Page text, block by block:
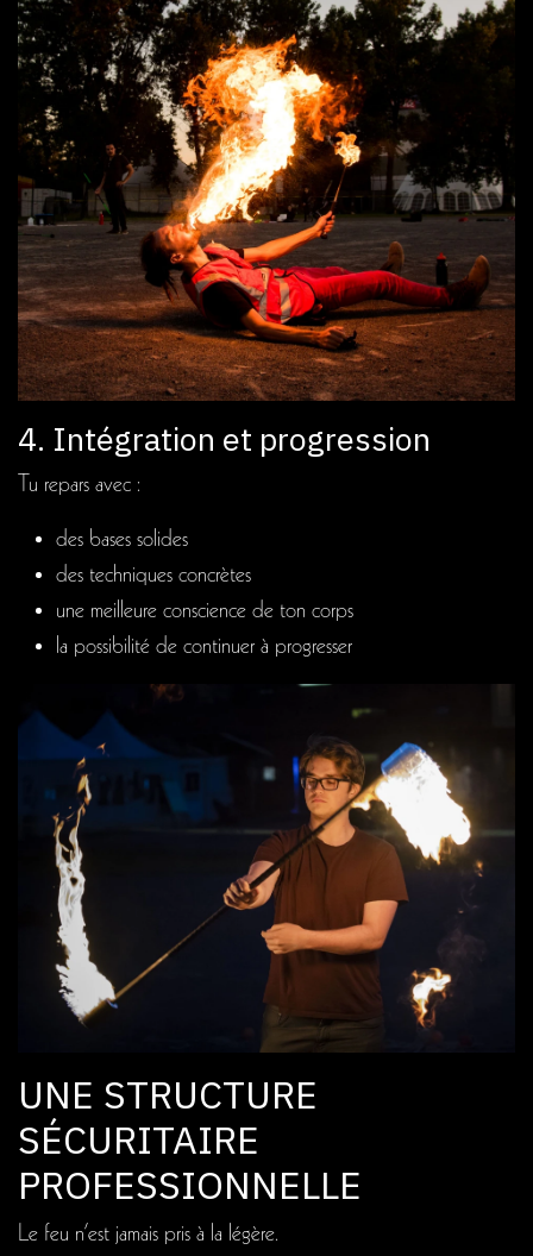
4. Intégration et progression
Tu repars avec :
des bases solides
des techniques concrètes
une meilleure conscience de ton corps
la possibilité de continuer à progresser
UNE STRUCTURE
SÉCURITAIRE
PROFESSIONNELLE
Le feu n’est jamais pris à la légère.